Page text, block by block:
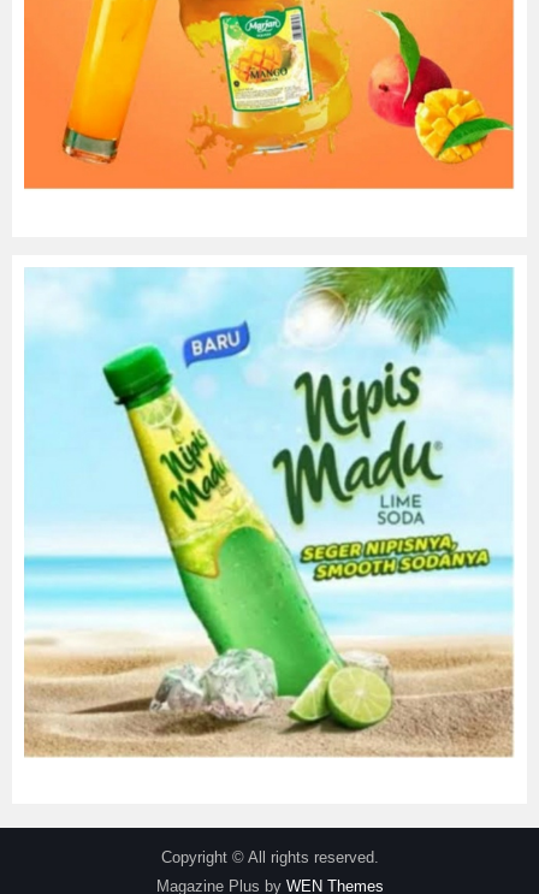
Copyright © All rights reserved.
Magazine Plus by WEN Themes